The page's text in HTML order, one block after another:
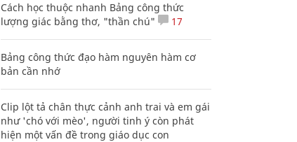
Cách học thuộc nhanh Bảng công thức
lượng giác bằng thơ, "thần chú"
17
Bảng công thức đạo hàm nguyên hàm cơ
bản cần nhớ
Clip lột tả chân thực cảnh anh trai và em gái
như 'chó với mèo', người tinh ý còn phát
hiện một vấn đề trong giáo dục con